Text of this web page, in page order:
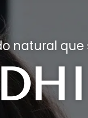
natural que